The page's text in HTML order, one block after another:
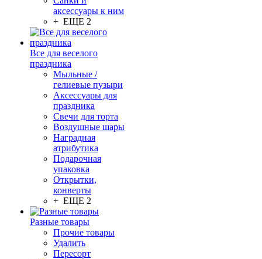
аксессуары к ним
+ ЕЩЕ 2
Все для веселого
праздника
Мыльные /
гелиевые пузыри
Аксессуары для
праздника
Свечи для торта
Воздушные шары
Наградная
атрибутика
Подарочная
упаковка
Открытки,
конверты
+ ЕЩЕ 2
Разные товары
Прочие товары
Удалить
Пересорт